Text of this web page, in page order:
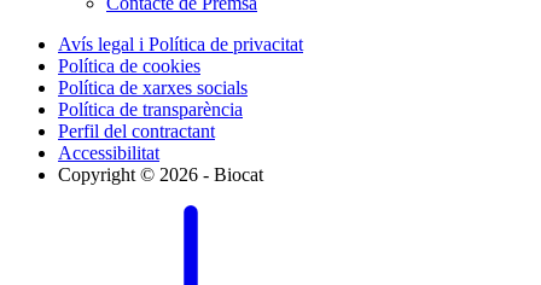
Avís legal i Política de privacitat
Política de cookies
Política de xarxes socials
Política de transparència
Perfil del contractant
Accessibilitat
Copyright © 2026 - Biocat